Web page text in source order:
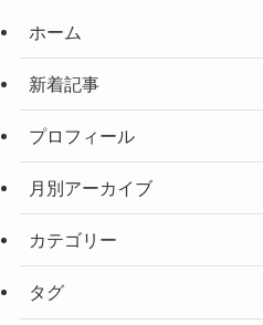
ホーム
新着記事
プロフィール
月別アーカイブ
カテゴリー
タグ